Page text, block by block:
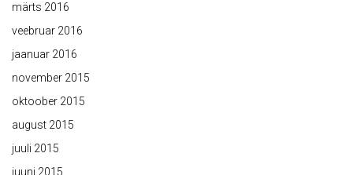
märts 2016
veebruar 2016
jaanuar 2016
november 2015
oktoober 2015
august 2015
juuli 2015
juuni 2015